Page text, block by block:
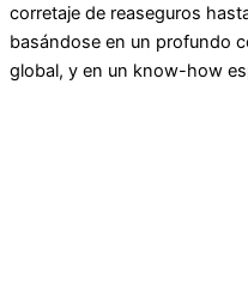
corretaje de reaseguros
basándose en un profundo
global, y en un know-how